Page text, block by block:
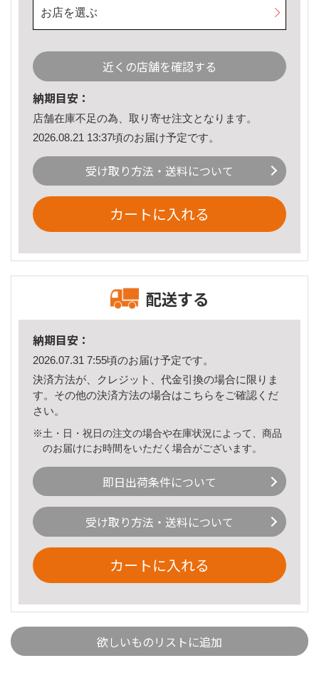
お店を選ぶ
近くの店舗を確認する
納期目安：
店舗在庫不足の為、取り寄せ注文となります。
2026.08.21 13:37頃のお届け予定です。
受け取り方法・送料について
カートに入れる
配送する
納期目安：
2026.07.31 7:55頃のお届け予定です。
決済方法が、クレジット、代金引換の場合に限りま
す。その他の決済方法の場合はこちら をご確認くだ
さい。
※土・日・祝日の注文の場合や在庫状況によって、商品
のお届けにお時間をいただく場合がございます。
即日出荷条件について
受け取り方法・送料について
カートに入れる
欲しいものリストに追加